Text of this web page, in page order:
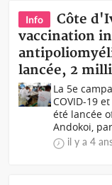
Info
Côte
vaccination
lancée, 2
La 5e
COVID-19
été lancée
Andokoi,
il y a 4